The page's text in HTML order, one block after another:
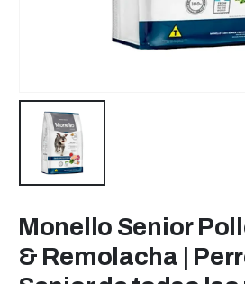
Monello Senior
& Remolacha |